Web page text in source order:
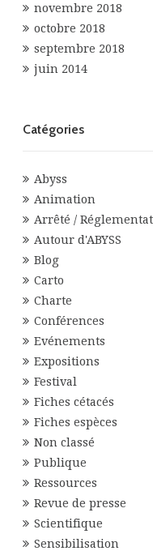
novembre 2018
octobre 2018
septembre 2018
juin 2014
Catégories
Abyss
Animation
Arrêté /
Autour d'ABYSS
Blog
Carto
Charte
Conférences
Evénements
Expositions
Festival
Fiches cétacés
Fiches espèces
Non classé
Publique
Ressources
Revue de presse
Scientifique
Sensibilisation